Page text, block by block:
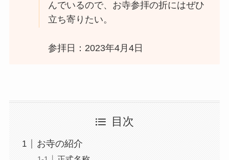
んでいるので、お寺参拝の折にはぜひ
立ち寄りたい。
参拝日：2023年4月4日
目次
お寺の紹介